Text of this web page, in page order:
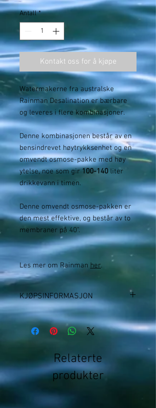
Antall *
Kontakt oss for å kjøpe
Watermakerne fra australske
Rainman Desalination er bærbare
og leveres i flere kombinasjoner.
Denne kombinasjonen består av en
bensindrevet høytrykksenhet og en
omvendt osmose-pakke med høy
ytelse, noe som gir100-140 liter
drikkevann i timen.
Denne omvendt osmose-pakken er
den mest effektive, og består av to
membraner på 40".
Les mer om Rainman her.
KJØPSINFORMASJON
Vi aksepterer kortbetalinger via PayPal
(du behøver ikke PayPal-bruker), Vipps-
betalinger og faktura-betalinger (ved
de to sistnevnte alternativene
Relaterte
produkter